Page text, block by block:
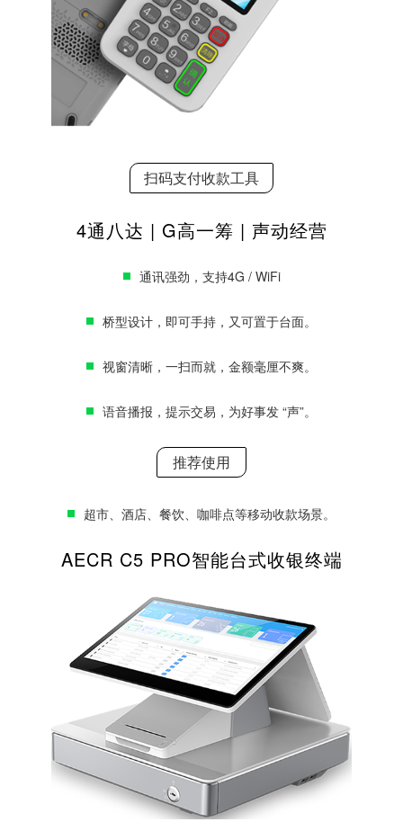
扫码支付收款工具
4通八达 | G高一筹 | 声动经营
通讯强劲，支持4G / WiFi
桥型设计，即可手持，又可置于台面。
视窗清晰，一扫而就，金额毫厘不爽。
语音播报，提示交易，为好事发 “声”。
推荐使用
超市、酒店、餐饮、咖啡点等移动收款场景。
AECR C5 PRO智能台式收银终端